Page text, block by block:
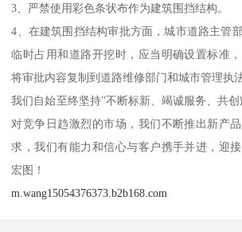
3、严禁使用彩色条状布作为建筑围挡结构。
4、在建筑围挡结构审批方面，城市道路主管
临时占用和道路开挖时，应当明确设置标准
将审批内容复制到道路维修部门和城市管理执
我们自始至终坚持"不断标新、竭诚服务、共
对竞争日趋激烈的市场，我们不断推出新产
求，我们有能力和信心与客户携手并进，迎
宏图！
m.wang15054376373.b2b168.com